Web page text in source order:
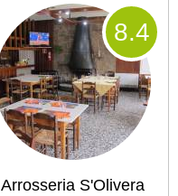
Arrosseria S'Olivera
8.4